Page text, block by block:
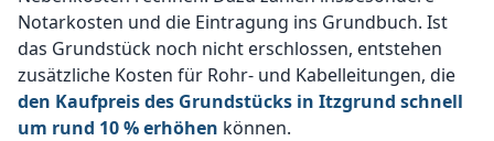
Notarkosten und die Eintragung ins Grundbuch. Ist
das Grundstück noch nicht erschlossen, entstehen
zusätzliche Kosten für Rohr- und Kabelleitungen, die
den Kaufpreis des Grundstücks in Itzgrund schnell
um rund 10 % erhöhen können.